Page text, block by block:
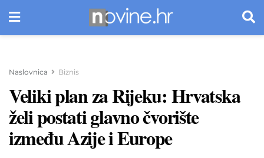
Naslovnica Biznis
Veliki plan za Rijeku: Hrvatska
želi postati glavno čvorište
između Azije i Europe